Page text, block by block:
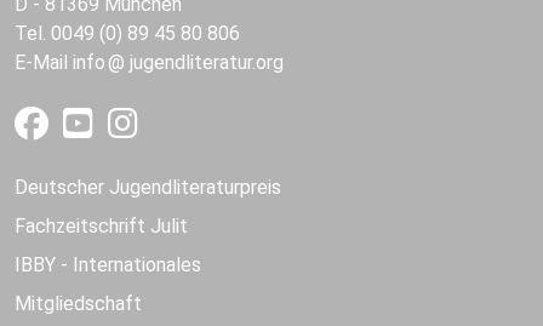
Tel. 0049 (0) 89 45 80 806
E-Mail info jugendliteratur.org
Deutscher Jugendliteraturpreis
Fachzeitschrift Julit
IBBY - Internationales
Mitgliedschaft